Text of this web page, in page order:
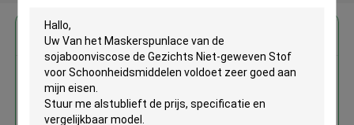
Krijg de beste prijs voor
Van het Maskerspunlace van de
sojaboonviscose de Gezichts
Niet-geweven Stof voor